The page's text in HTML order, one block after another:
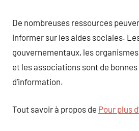
De nombreuses ressources
informer sur les aides sociales.
gouvernementaux, les
et les associations sont de
d’information.
Tout savoir à propos de Pour plus